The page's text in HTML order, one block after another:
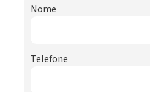
Nome
Telefone